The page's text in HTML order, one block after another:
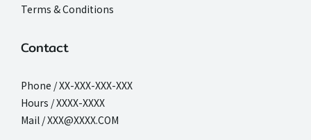
Terms & Conditions
Contact
Phone / XX-XXX-XXX-XXX
Hours / XXXX-XXXX
Mail / XXX@XXXX.COM